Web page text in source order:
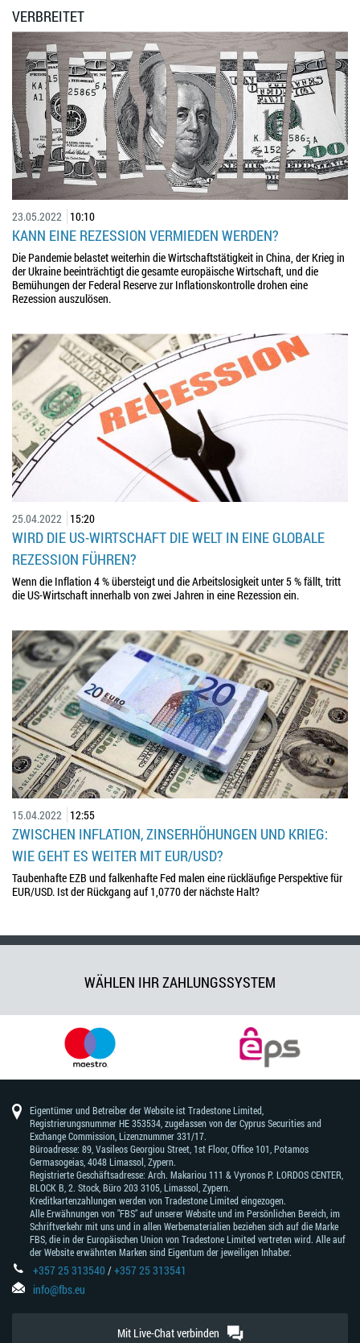
VERBREITET
23.05.2022 10:10
KANN EINE REZESSION VERMIEDEN WERDEN?
Die Pandemie belastet weiterhin die Wirtschaftstätigkeit in China, der Krieg in
der Ukraine beeinträchtigt die gesamte europäische Wirtschaft, und die
Bemühungen der Federal Reserve zur Inflationskontrolle drohen eine
Rezession auszulösen.
25.04.2022 15:20
WIRD DIE US-WIRTSCHAFT DIE WELT IN EINE GLOBALE
REZESSION FÜHREN?
Wenn die Inflation 4 % übersteigt und die Arbeitslosigkeit unter 5 % fällt, tritt
die US-Wirtschaft innerhalb von zwei Jahren in eine Rezession ein.
15.04.2022 12:55
ZWISCHEN INFLATION, ZINSERHÖHUNGEN UND KRIEG:
WIE GEHT ES WEITER MIT EUR/USD?
Taubenhafte EZB und falkenhafte Fed malen eine rückläufige Perspektive für
EUR/USD. Ist der Rückgang auf 1,0770 der nächste Halt?
WÄHLEN IHR ZAHLUNGSSYSTEM
Eigentümer und Betreiber der Website ist Tradestone Limited,
Registrierungsnummer HE 353534, zugelassen von der Cyprus Securities and
Exchange Commission, Lizenznummer 331/17.
Büroadresse: 89, Vasileos Georgiou Street, 1st Floor, Office 101, Potamos
Germasogeias, 4048 Limassol, Zypern.
Registrierte Geschäftsadresse: Arch. Makariou 111 & Vyronos Р. LORDOS CENTER,
BLOCK В, 2. Stock, Büro 203 3105, Limassol, Zypern.
Kreditkartenzahlungen werden von Tradestone Limited eingezogen.
Alle Erwähnungen von "FBS" auf unserer Website und im Persönlichen Bereich, im
Schriftverkehr mit uns und in allen Werbematerialien beziehen sich auf die Marke
FBS, die in der Europäischen Union von Tradestone Limited vertreten wird. Alle auf
der Website erwähnten Marken sind Eigentum der jeweiligen Inhaber.
+357 25 313540/+357 25 313541
info@fbs.eu
Mit Live-Chat verbinden